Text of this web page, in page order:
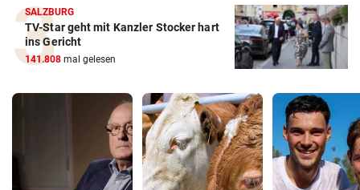
SALZBURG
TV-Star geht mit Kanzler Stocker hart
ins Gericht
141.808 mal gelesen